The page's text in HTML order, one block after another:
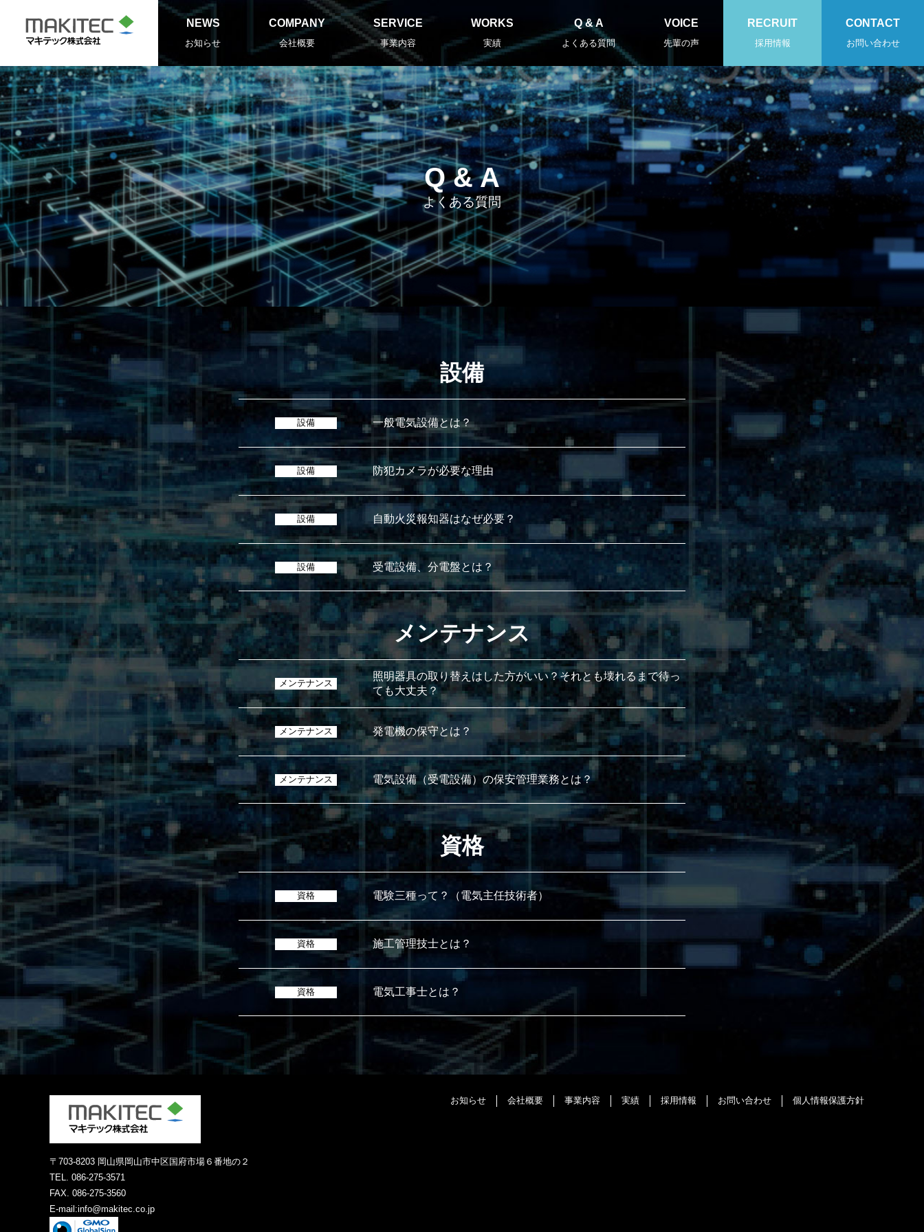
NEWS
お知らせ
COMPANY
会社概要
SERVICE
事業内容
WORKS
実績
Q & A
よくある質問
VOICE
先輩の声
RECRUIT
採用情報
CONTACT
お問い合わせ
Q & A
よくある質問
設備
設備 一般電気設備とは？
設備 防犯カメラが必要な理由
設備 自動火災報知器はなぜ必要？
設備 受電設備、分電盤とは？
メンテナンス
メンテナンス
照明器具の取り替えはした方がいい？それとも壊れるまで待っ
ても大丈夫？
メンテナンス 発電機の保守とは？
メンテナンス 電気設備（受電設備）の保安管理業務とは？
資格
資格 電験三種って？（電気主任技術者）
資格 施工管理技士とは？
資格 電気工事士とは？
〒703-8203 岡⼭県岡⼭市中区国府市場６番地の２
TEL. 086-275-3571
FAX. 086-275-3560
E-mail:info@makitec.co.jp
お知らせ 会社概要 事業内容 実績 採用情報 お問い合わせ 個人情報保護方針